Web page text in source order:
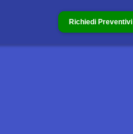
Richiedi Preventivi